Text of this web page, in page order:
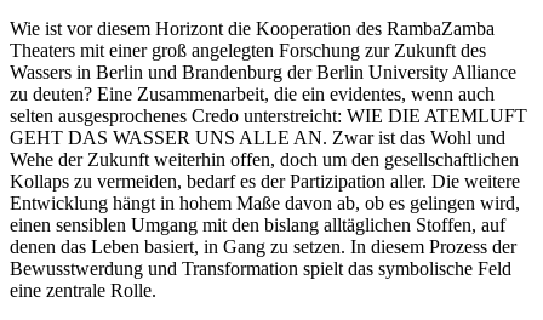
Wie ist vor diesem Horizont die Kooperation des RambaZamba
Theaters mit einer groß angelegten Forschung zur Zukunft des
Wassers in Berlin und Brandenburg der Berlin University Alliance
zu deuten? Eine Zusammenarbeit, die ein evidentes, wenn auch
selten ausgesprochenes Credo unterstreicht: WIE DIE ATEMLUFT
GEHT DAS WASSER UNS ALLE AN. Zwar ist das Wohl und
Wehe der Zukunft weiterhin offen, doch um den gesellschaftlichen
Kollaps zu vermeiden, bedarf es der Partizipation aller. Die weitere
Entwicklung hängt in hohem Maße davon ab, ob es gelingen wird,
einen sensiblen Umgang mit den bislang alltäglichen Stoffen, auf
denen das Leben basiert, in Gang zu setzen. In diesem Prozess der
Bewusstwerdung und Transformation spielt das symbolische Feld
eine zentrale Rolle.